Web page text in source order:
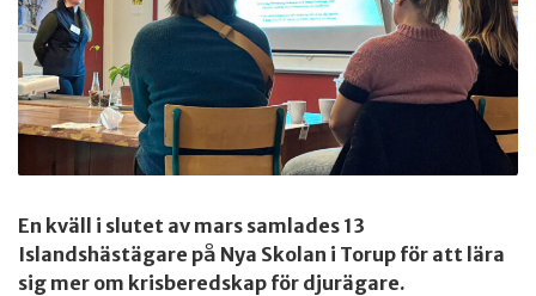
En kväll i slutet av mars samlades 13
Islandshästägare på Nya Skolan i Torup för att lära
sig mer om krisberedskap för djurägare.